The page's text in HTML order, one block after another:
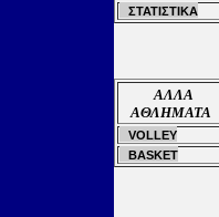
ΣΤΑΤΙΣΤΙΚΑ
ΑΛΛΑ
ΑΘΛΗΜΑΤΑ
VOLLEY
BASKET